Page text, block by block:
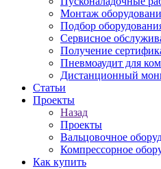
Монтаж
Подбор
Сервисное
Получение
Пневмоаудит для
Дистанционный
Статьи
Проекты
Назад
Проекты
Вальцовочное
Компрессорное
Как купить